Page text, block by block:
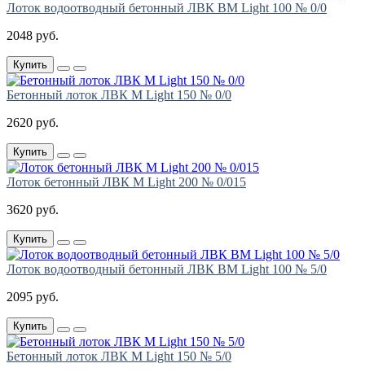
Лоток водоотводный бетонный ЛВК ВМ Light 100 № 0/0
2048 руб.
Купить
Бетонный лоток ЛВК М Light 150 № 0/0
2620 руб.
Купить
Лоток бетонный ЛВК М Light 200 № 0/015
3620 руб.
Купить
Лоток водоотводный бетонный ЛВК ВМ Light 100 № 5/0
2095 руб.
Купить
Бетонный лоток ЛВК М Light 150 № 5/0